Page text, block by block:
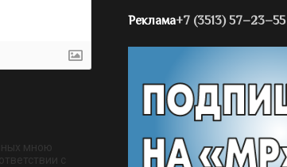
мною
с
Реклама+7 (3513) 57–23–55